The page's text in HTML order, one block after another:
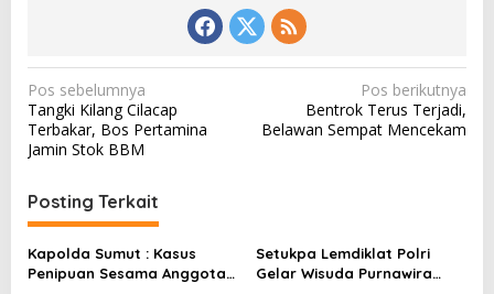
N
a
v
g
a
s
Pos sebelumnya
Tangki Kilang Cilacap
Terbakar, Bos Pertamina
Jamin Stok BBM
Pos berikutnya
Bentrok Terus Terjadi,
Belawan Sempat Mencekam
Posting Terkait
Kapolda Sumut : Kasus
Penipuan Sesama Anggota
Setukpa Lemdiklat Polri
Gelar Wisuda Purnawira